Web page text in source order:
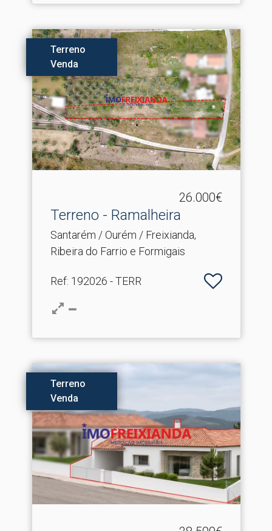
Terreno
Venda
26.000€
Terreno - Ramalheira
Santarém / Ourém / Freixianda,
Ribeira do Farrio e Formigais
Ref: 192026 - TERR
Terreno
Venda